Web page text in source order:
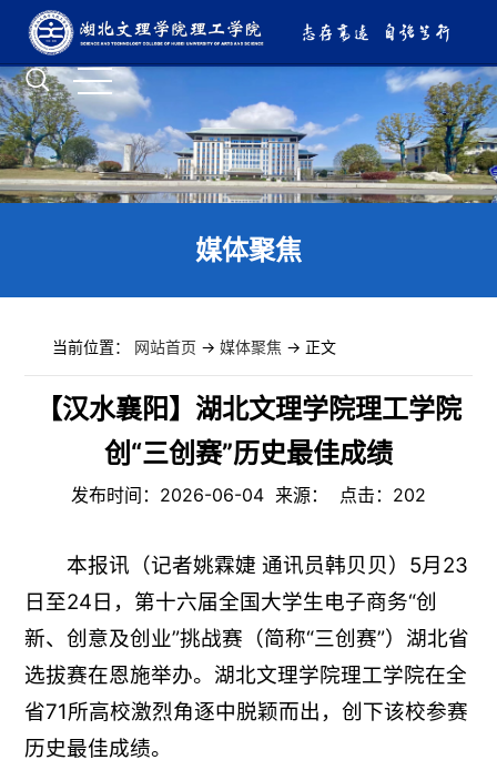
媒体聚焦
当前位置： 网站首页 ->媒体聚焦 -> 正文
【汉水襄阳】湖北文理学院理工学院
创“三创赛”历史最佳成绩
发布时间：2026-06-04 来源： 点击： 202
本报讯（记者姚霖婕 通讯员韩贝贝）5月23
日至24日，第十六届全国大学生电子商务“创
新、创意及创业”挑战赛（简称“三创赛”）湖北省
选拔赛在恩施举办。湖北文理学院理工学院在全
省71所高校激烈角逐中脱颖而出，创下该校参赛
历史最佳成绩。